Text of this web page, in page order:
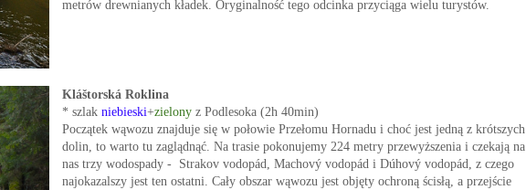
metrów drewnianych kładek. Oryginalność tego odcinka przyciąga wielu turystów.
Kláštorská Roklina
* szlak niebieski+zielonyz Podlesoka (2h 40min)
Początek wąwozu znajduje się w połowie Przełomu Hornadu i choć jest jedną z krótszych
dolin, to warto tu zaglądnąć. Na trasie pokonujemy 224 metry przewyższenia i czekają na
nas trzy wodospady - Strakov vodopád, Machový vodopád i Dúhový vodopád, z czego
najokazalszy jest ten ostatni. Cały obszar wąwozu jest objęty ochroną ścisłą, a przejście